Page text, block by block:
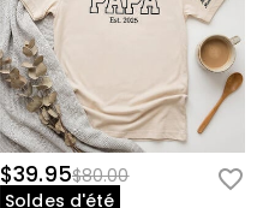
$39.95$80.00
Soldes d'été